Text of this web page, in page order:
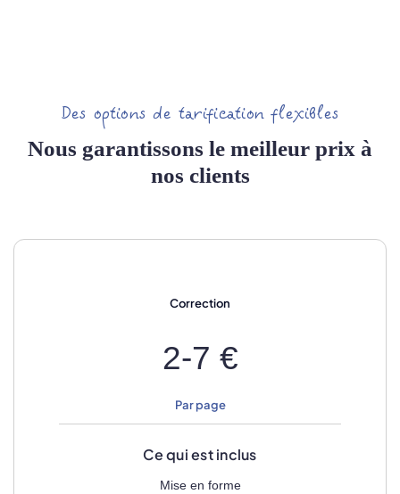
Des options de tarification flexibles
Nous garantissons le meilleur prix à
nos clients
Correction
2-7 €
Par page
Ce qui est inclus
Mise en forme